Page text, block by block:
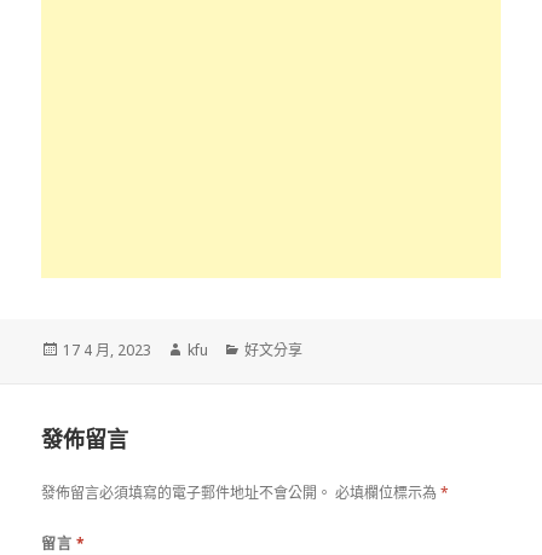
發
17 4 月, 2023
作
kfu
分
好文分享
發佈留言
發佈留言必須填寫的電子郵件地址不會公開。 必填欄位標示為*
留言 *